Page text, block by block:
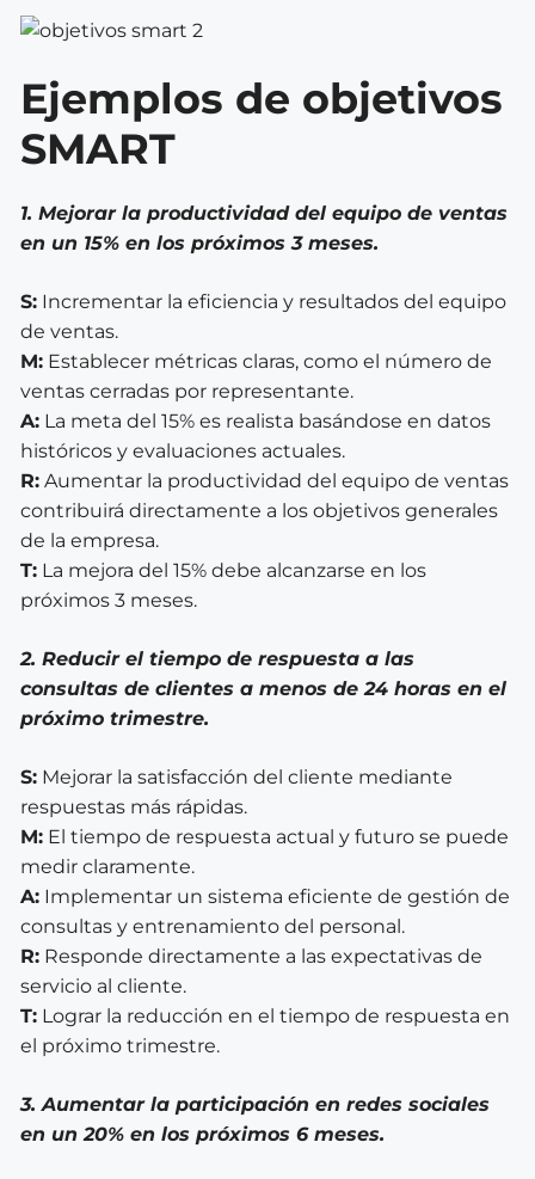
Ejemplos de objetivos
SMART
1. Mejorar la productividad del equipo de ventas
en un 15% en los próximos 3 meses.
S: Incrementar la eficiencia y resultados del equipo
de ventas.
M: Establecer métricas claras, como el número de
ventas cerradas por representante.
A: La meta del 15% es realista basándose en datos
históricos y evaluaciones actuales.
R: Aumentar la productividad del equipo de ventas
contribuirá directamente a los objetivos generales
de la empresa.
T: La mejora del 15% debe alcanzarse en los
próximos 3 meses.
2. Reducir el tiempo de respuesta a las
consultas de clientes a menos de 24 horas en el
próximo trimestre.
S: Mejorar la satisfacción del cliente mediante
respuestas más rápidas.
M: El tiempo de respuesta actual y futuro se puede
medir claramente.
A: Implementar un sistema eficiente de gestión de
consultas y entrenamiento del personal.
R: Responde directamente a las expectativas de
servicio al cliente.
T: Lograr la reducción en el tiempo de respuesta en
el próximo trimestre.
3. Aumentar la participación en redes sociales
en un 20% en los próximos 6 meses.